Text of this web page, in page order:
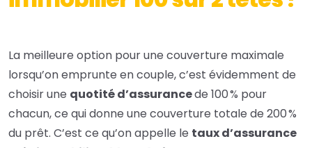
La meilleure option pour une couverture maximale
lorsqu’on emprunte en couple, c’est évidemment de
choisir une quotité d’assurancede 100 % pour
chacun, ce qui donne une couverture totale de 200 %
du prêt. C’est ce qu’on appelle le taux d’assurance